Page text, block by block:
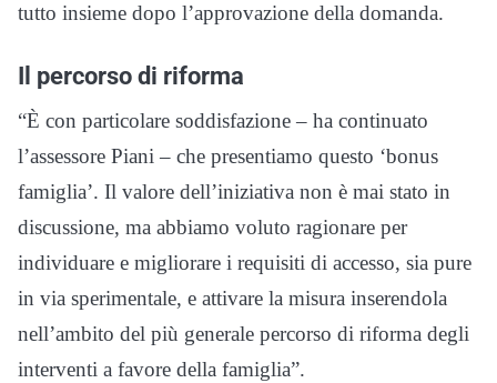
tutto insieme dopo l’approvazione della domanda.
Il percorso di riforma
“È con particolare soddisfazione – ha continuato
l’assessore Piani – che presentiamo questo ‘bonus
famiglia’. Il valore dell’iniziativa non è mai stato in
discussione, ma abbiamo voluto ragionare per
individuare e migliorare i requisiti di accesso, sia pure
in via sperimentale, e attivare la misura inserendola
nell’ambito del più generale percorso di riforma degli
interventi a favore della famiglia”.